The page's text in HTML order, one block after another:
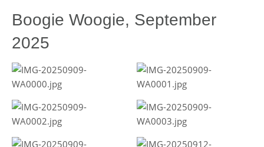
Boogie Woogie, September
2025